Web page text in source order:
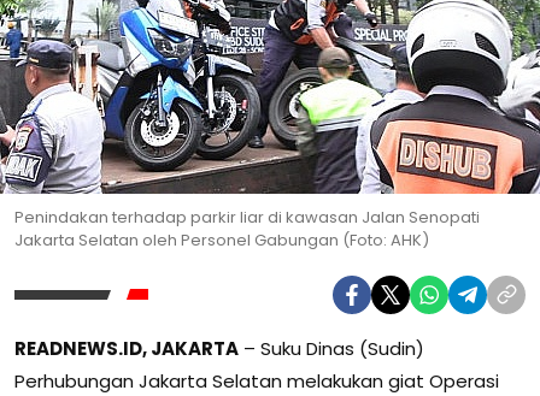
Penindakan terhadap parkir liar di kawasan Jalan Senopati
Jakarta Selatan oleh Personel Gabungan (Foto: AHK)
READNEWS.ID, JAKARTA – Suku Dinas (Sudin)
Perhubungan Jakarta Selatan melakukan giat Operasi